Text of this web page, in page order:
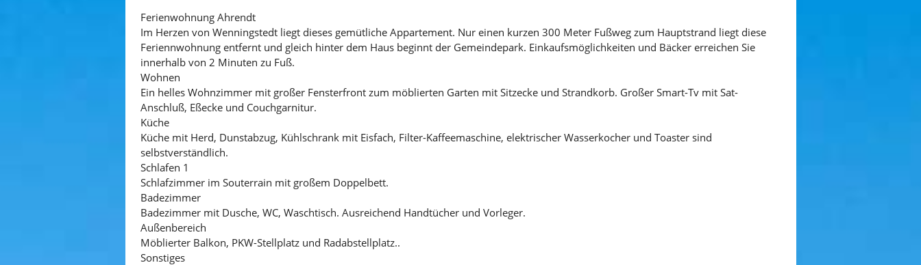
Ferienwohnung Ahrendt
Im Herzen von Wenningstedt liegt dieses gemütliche Appartement. Nur einen kurzen 300 Meter Fußweg zum Hauptstrand liegt diese
Feriennwohnung entfernt und gleich hinter dem Haus beginnt der Gemeindepark. Einkaufsmöglichkeiten und Bäcker erreichen Sie
innerhalb von 2 Minuten zu Fuß.
Wohnen
Ein helles Wohnzimmer mit großer Fensterfront zum möblierten Garten mit Sitzecke und Strandkorb. Großer Smart-Tv mit Sat-
Anschluß, Eßecke und Couchgarnitur.
Küche
Küche mit Herd, Dunstabzug, Kühlschrank mit Eisfach, Filter-Kaffeemaschine, elektrischer Wasserkocher und Toaster sind
selbstverständlich.
Schlafen 1
Schlafzimmer im Souterrain mit großem Doppelbett.
Badezimmer
Badezimmer mit Dusche, WC, Waschtisch. Ausreichend Handtücher und Vorleger.
Außenbereich
Möblierter Balkon, PKW-Stellplatz und Radabstellplatz..
Sonstiges